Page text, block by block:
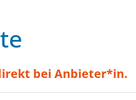
bei Anbieter*in.